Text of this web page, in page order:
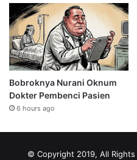
Bobroknya Nurani Oknum
Dokter Pembenci Pasien
6 hours ago
© Copyright 2019, All